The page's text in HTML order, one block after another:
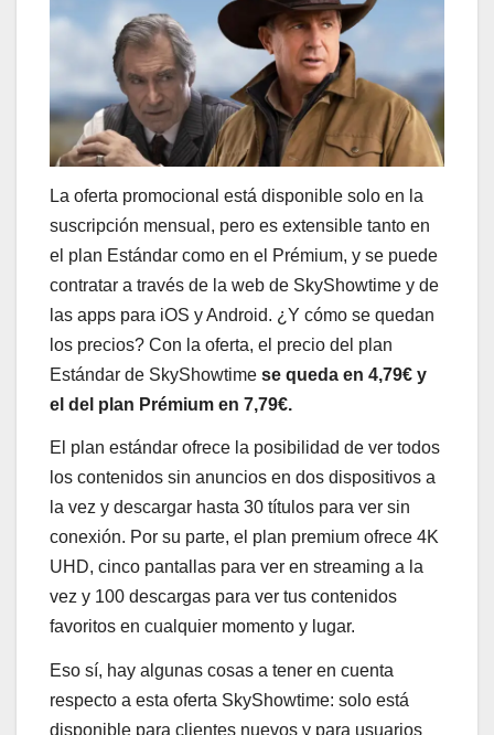
La oferta promocional está disponible solo en la
suscripción mensual, pero es extensible tanto en
el plan Estándar como en el Prémium, y se puede
contratar a través de la web de SkyShowtime y de
las apps para iOS y Android. ¿Y cómo se quedan
los precios? Con la oferta, el precio del plan
Estándar de SkyShowtime se queda en 4,79€ y
el del plan Prémium en 7,79€.
El plan estándar ofrece la posibilidad de ver todos
los contenidos sin anuncios en dos dispositivos a
la vez y descargar hasta 30 títulos para ver sin
conexión. Por su parte, el plan premium ofrece 4K
UHD, cinco pantallas para ver en streaming a la
vez y 100 descargas para ver tus contenidos
favoritos en cualquier momento y lugar.
Eso sí, hay algunas cosas a tener en cuenta
respecto a esta oferta SkyShowtime: solo está
disponible para clientes nuevos y para usuarios